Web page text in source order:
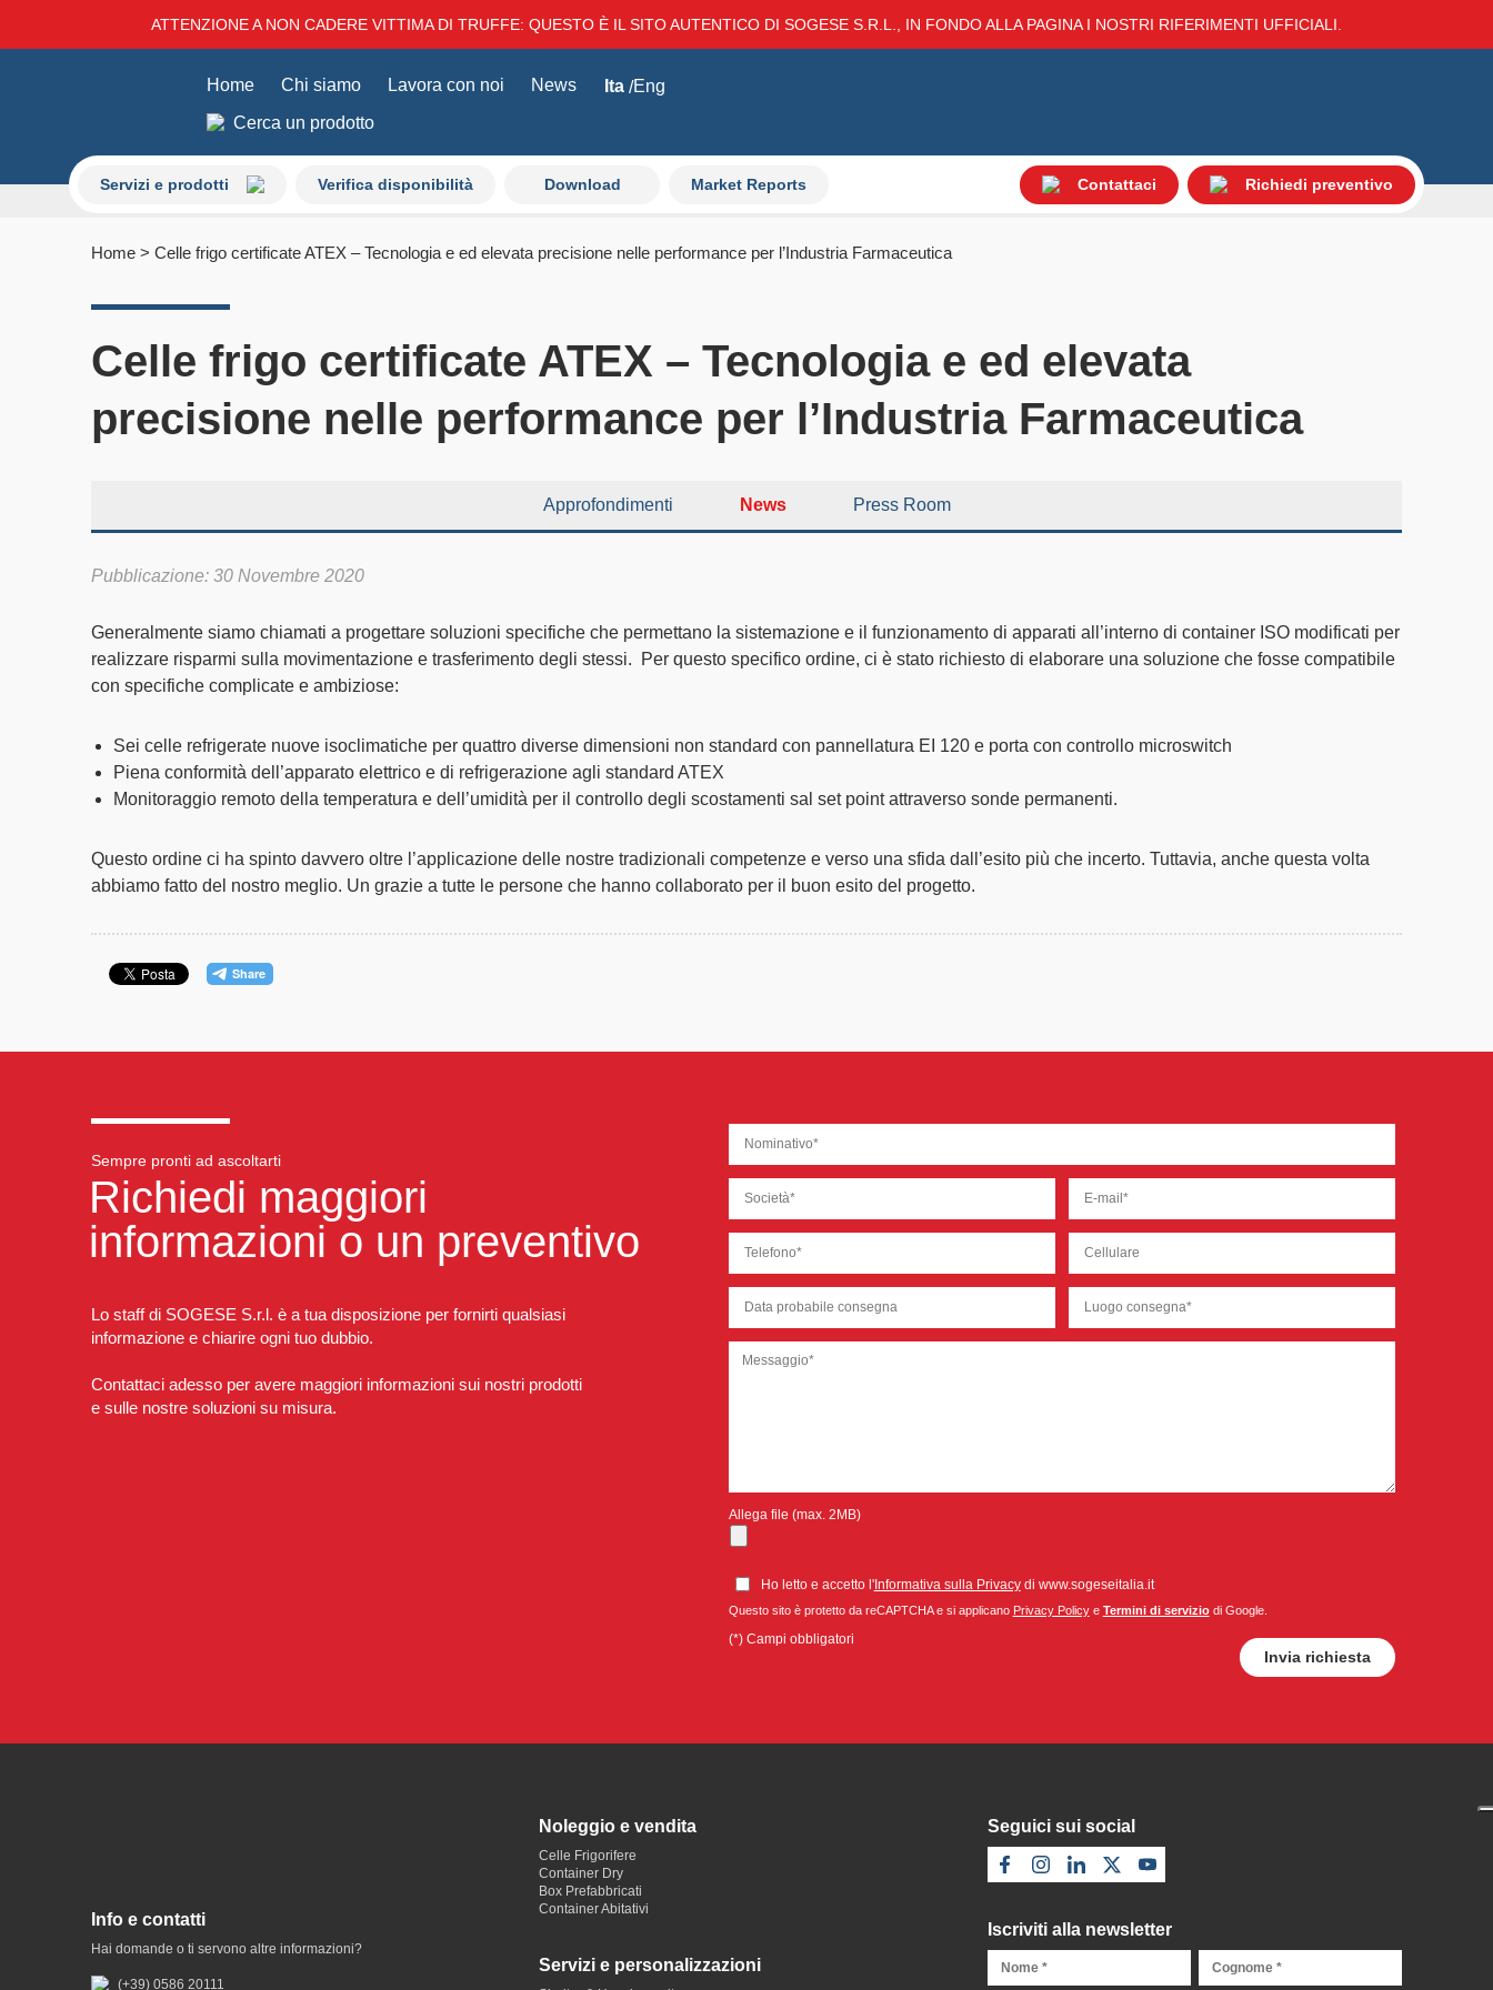
ATTENZIONE A NON CADERE VITTIMA DI TRUFFE: QUESTO È IL SITO AUTENTICO DI SOGESE S.R.L., IN FONDO ALLA PAGINA I NOSTRI RIFERIMENTI UFFICIALI.
Servizi e prodotti Verifica disponibilità Download Market Reports Contattaci Richiedi preventivo
Home Chi siamo Lavora con noi News Ita Eng
Cerca un prodotto
Home > Celle frigo certificate ATEX – Tecnologia e ed elevata precisione nelle performance per l’Industria Farmaceutica
Celle frigo certificate ATEX – Tecnologia e ed elevata
precisione nelle performance per l’Industria Farmaceutica
Approfondimenti News Press Room
Pubblicazione: 30 Novembre 2020
Generalmente siamo chiamati a progettare soluzioni specifiche che permettano la sistemazione e il funzionamento di apparati all’interno di container ISO modificati per
realizzare risparmi sulla movimentazione e trasferimento degli stessi. Per questo specifico ordine, ci è stato richiesto di elaborare una soluzione che fosse compatibile
con specifiche complicate e ambiziose:
Sei celle refrigerate nuove isoclimatiche per quattro diverse dimensioni non standard con pannellatura EI 120 e porta con controllo microswitch
Piena conformità dell’apparato elettrico e di refrigerazione agli standard ATEX
Monitoraggio remoto della temperatura e dell’umidità per il controllo degli scostamenti sal set point attraverso sonde permanenti.
Questo ordine ci ha spinto davvero oltre l’applicazione delle nostre tradizionali competenze e verso una sfida dall’esito più che incerto. Tuttavia, anche questa volta
abbiamo fatto del nostro meglio. Un grazie a tutte le persone che hanno collaborato per il buon esito del progetto.
Sempre pronti ad ascoltarti
Richiedi maggiori
informazioni o un preventivo
Lo staff di SOGESE S.r.l. è a tua disposizione per fornirti qualsiasi
informazione e chiarire ogni tuo dubbio.
Contattaci adesso per avere maggiori informazioni sui nostri prodotti
e sulle nostre soluzioni su misura.
Allega file (max. 2MB)
Ho letto e accetto l'Informativa sulla Privacydi www.sogeseitalia.it
Questo sito è protetto da reCAPTCHA e si applicano Privacy Policye Termini di serviziodi Google.
(*) Campi obbligatori
Info e contatti
Hai domande o ti servono altre informazioni?
(+39) 0586 20111
Noleggio e vendita
Celle Frigorifere
Container Dry
Box Prefabbricati
Container Abitativi
Servizi e personalizzazioni
Seguici sui social
Iscriviti alla newsletter